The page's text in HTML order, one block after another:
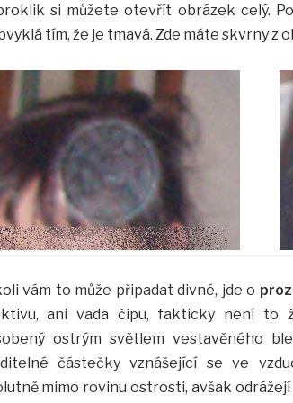
si můžete otevřít obrázek celý.
tím, že je tmavá. Zde máte skvrny z
vám to může připadat divné, jde o
ani vada čipu, fakticky není to
ostrým světlem vestavěného
částečky vznášející se ve
mimo rovinu ostrosti, avšak